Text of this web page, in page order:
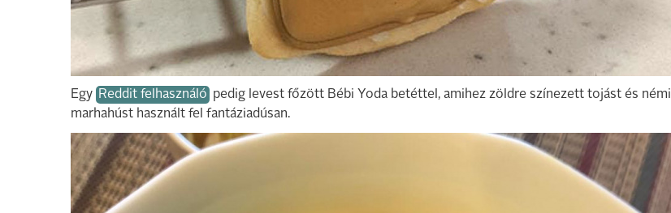
Egy Reddit felhasználó pedig levest főzött Bébi Yoda betéttel, amihez zöldre színezett tojást és némi
marhahúst használt fel fantáziadúsan.